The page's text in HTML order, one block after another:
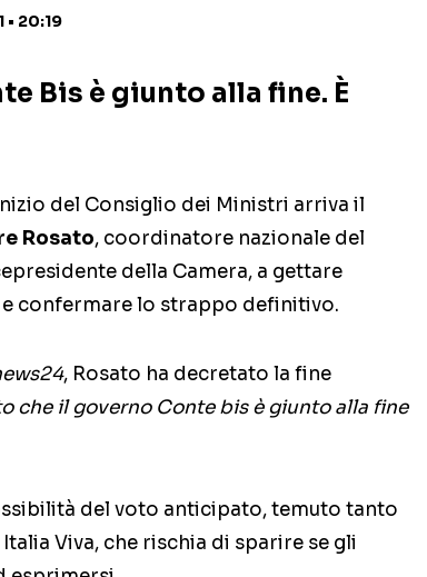
• 20:19
Bis è giunto alla fine. È
del Consiglio dei Ministri arriva il
Rosato, coordinatore nazionale del
della Camera, a gettare
confermare lo strappo definitivo.
, Rosato ha decretato la fine
che il governo Conte bis è giunto alla fine
del voto anticipato, temuto tanto
Viva, che rischia di sparire se gli